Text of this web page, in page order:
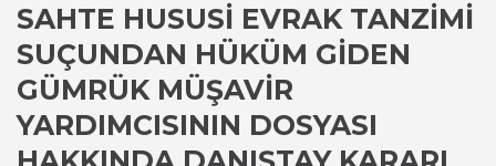
SAHTE HUSUSI EVRAK TANZIMI
SUÇUNDAN HÜKÜM GIDEN
GÜMRÜK MÜŞAVIR
YARDIMCISININ DOSYASI